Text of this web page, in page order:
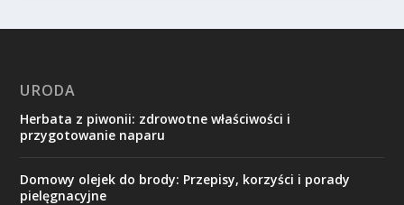
URODA
Herbata z piwonii: zdrowotne właściwości i
przygotowanie naparu
Domowy olejek do brody: Przepisy, korzyści i porady
pielęgnacyjne